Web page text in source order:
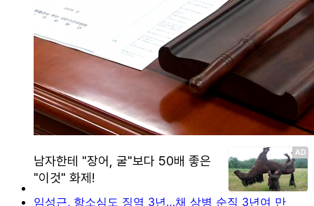
임성근, 항소심도 징역 3년…채 상병 순직 3년여 만